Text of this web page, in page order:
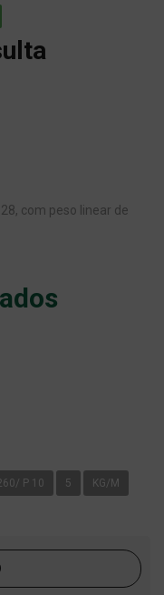
com peso linear de
P 10 5 KG/M